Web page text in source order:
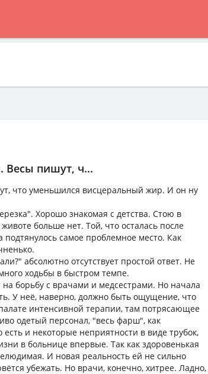
Весы пишут, ч...
что уменьшился висцеральный жир. И он ну
Хорошо знакомая с детства. Стою в
больше нет. Той, что осталась после
самое проблемное место. Как
абсолютно отсутствует простой ответ. Не
ходьбы в быстром темпе.
борьбу с врачами и медсестрами. Но начала
У неё, наверно, должно быть ощущение, что
интенсивной терапии, там потрясающее
одетый персонал, "весь фарш", как
и некоторые неприятности в виде трубок,
в больнице впервые. Так как здоровенькая
И новая реальность ей не сильно
убежать. Но врачи, конечно, хитрее. Ладно,